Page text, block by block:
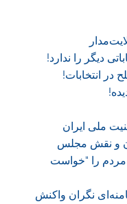
دیگر را ندارد!
در انتخابات!
ملی ایران
و نقش مجلس
را “خواست
نگران واکنش